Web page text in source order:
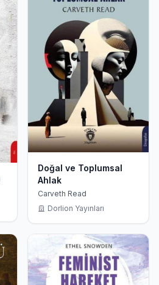
Doğal ve Toplumsal
Ahlak
Carveth Read
Dorlion Yayınları